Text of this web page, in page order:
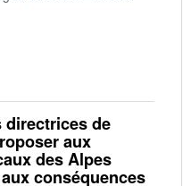
directrices de
aux
des Alpes
conséquences